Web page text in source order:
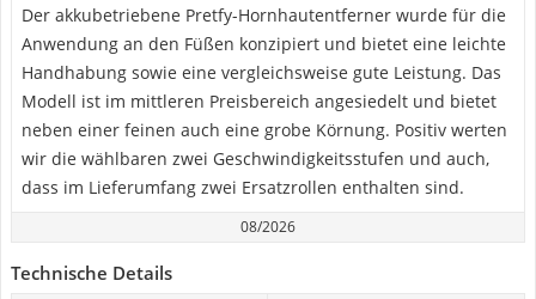
Der akkubetriebene Pretfy-Hornhautentferner wurde für die
Anwendung an den Füßen konzipiert und bietet eine leichte
Handhabung sowie eine vergleichsweise gute Leistung. Das
Modell ist im mittleren Preisbereich angesiedelt und bietet
neben einer feinen auch eine grobe Körnung. Positiv werten
wir die wählbaren zwei Geschwindigkeitsstufen und auch,
dass im Lieferumfang zwei Ersatzrollen enthalten sind.
08/2026
Technische Details